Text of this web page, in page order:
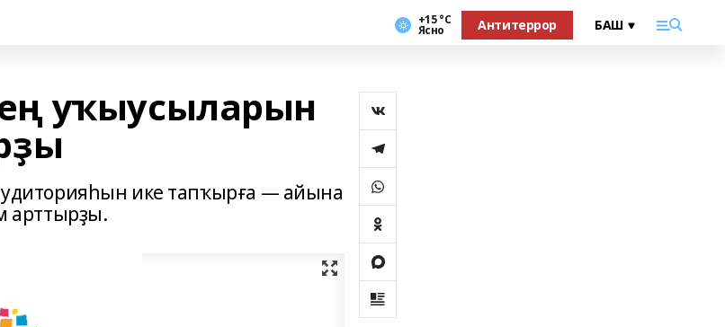
+15 °С
Ясно Антитеррор
уҡыусыларын
ике тапҡырға — айына
арттырҙы.